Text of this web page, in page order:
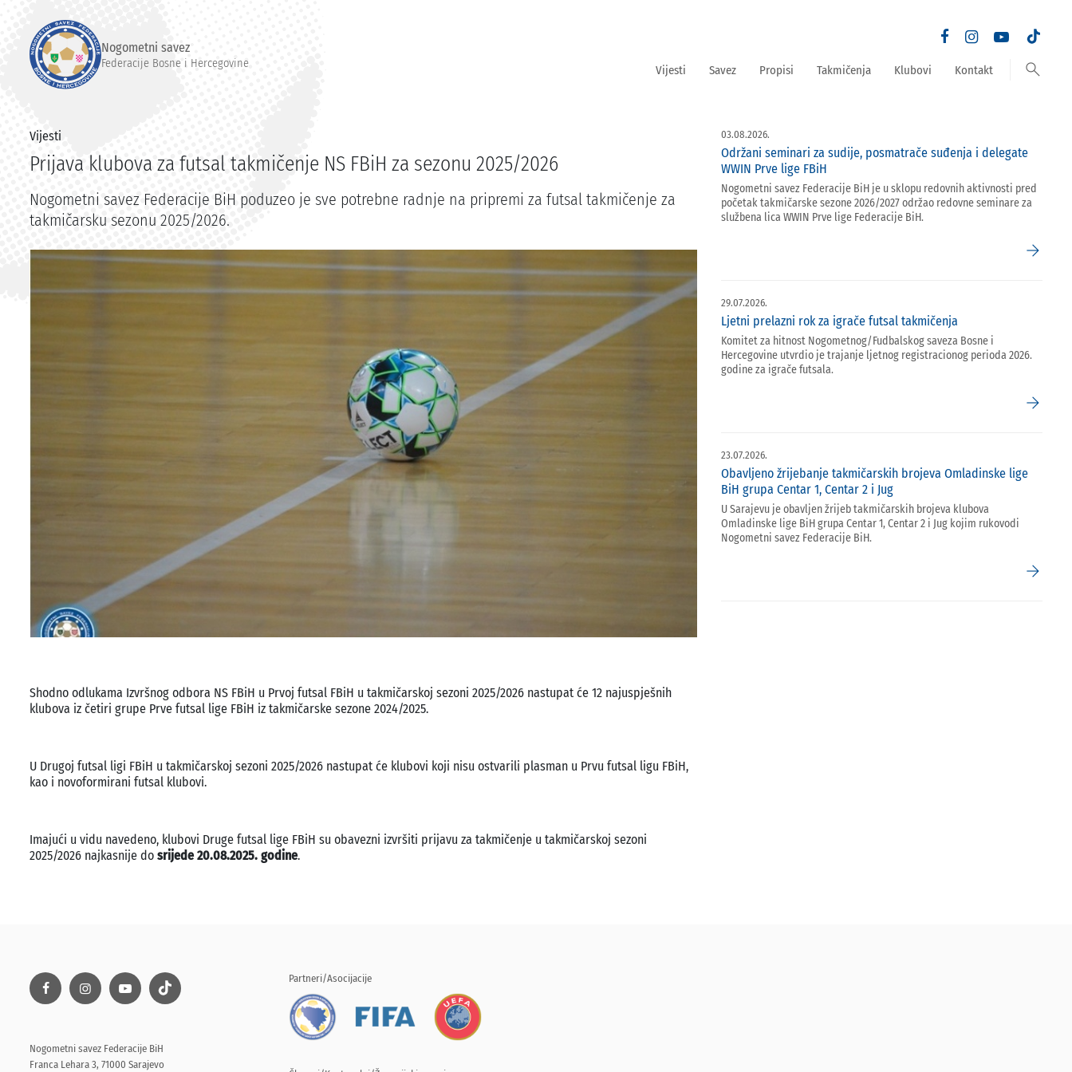
Nogometni savez
Federacije Bosne i Hercegovine Vijesti Savez Propisi Takmičenja Klubovi Kontakt search
Vijesti
Prijava klubova za futsal takmičenje NS FBiH za sezonu 2025/2026
Nogometni savez Federacije BiH poduzeo je sve potrebne radnje na pripremi za futsal takmičenje za
takmičarsku sezonu 2025/2026.
Shodno odlukama Izvršnog odbora NS FBiH u Prvoj futsal FBiH u takmičarskoj sezoni 2025/2026 nastupat će 12 najuspješnih
klubova iz četiri grupe Prve futsal lige FBiH iz takmičarske sezone 2024/2025.
U Drugoj futsal ligi FBiH u takmičarskoj sezoni 2025/2026 nastupat će klubovi koji nisu ostvarili plasman u Prvu futsal ligu FBiH,
kao i novoformirani futsal klubovi.
Imajući u vidu navedeno, klubovi Druge futsal lige FBiH su obavezni izvršiti prijavu za takmičenje u takmičarskoj sezoni
2025/2026 najkasnije do srijede 20.08.2025. godine.
03.08.2026.
Održani seminari za sudije, posmatrače suđenja i delegate
WWIN Prve lige FBiH
Nogometni savez Federacije BiH je u sklopu redovnih aktivnosti pred
početak takmičarske sezone 2026/2027 održao redovne seminare za
službena lica WWIN Prve lige Federacije BiH.
arrow_forward
29.07.2026.
Ljetni prelazni rok za igrače futsal takmičenja
Komitet za hitnost Nogometnog/Fudbalskog saveza Bosne i
Hercegovine utvrdio je trajanje ljetnog registracionog perioda 2026.
godine za igrače futsala.
arrow_forward
23.07.2026.
Obavljeno žrijebanje takmičarskih brojeva Omladinske lige
BiH grupa Centar 1, Centar 2 i Jug
U Sarajevu je obavljen žrijeb takmičarskih brojeva klubova
Omladinske lige BiH grupa Centar 1, Centar 2 i Jug kojim rukovodi
Nogometni savez Federacije BiH.
arrow_forward
Nogometni savez Federacije BiH
Franca Lehara 3, 71000 Sarajevo
Partneri/Asocijacije